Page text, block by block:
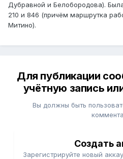
Дубравной и Белобородова).
210 и 846 (причём маршрутка
Митино).
Для публикации
учётную запись
Вы должны быть
Создать
Зарегистрируйте новый